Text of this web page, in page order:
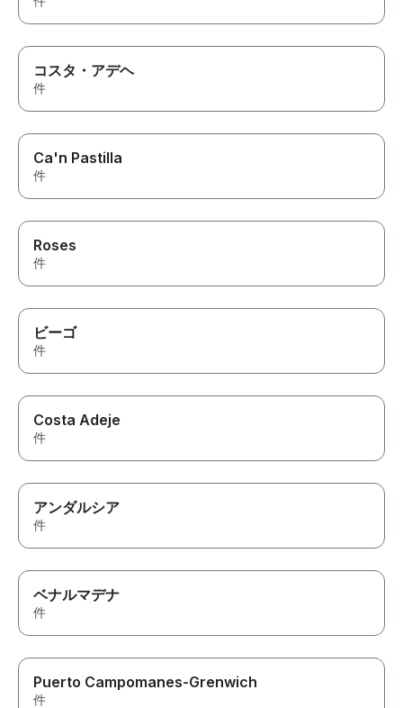
コスタ・アデヘ
件
Ca'n Pastilla
件
Roses
件
ビーゴ
件
Costa Adeje
件
アンダルシア
件
ベナルマデナ
件
Puerto Campomanes-Grenwich
件